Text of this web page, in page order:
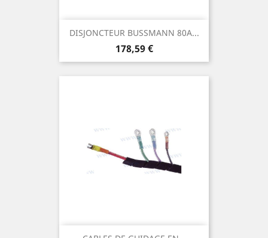
DISJONCTEUR BUSSMANN 80A...
Prix
178,59 €